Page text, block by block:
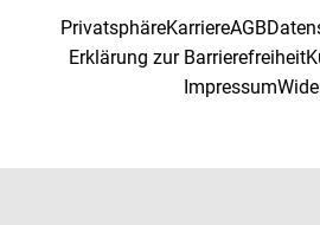
PrivatsphäreKarriereAGB
Erklärung zur Barrierefreiheit
Impressum